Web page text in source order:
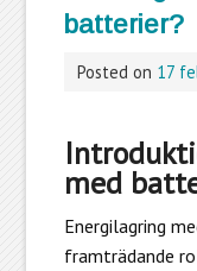
batterier?
Posted on 17
med
Energilagring
framträdande